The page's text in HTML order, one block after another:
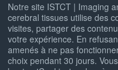
Notre site ISTCT | Imaging
cerebral tissues utilise des
visites, partager des
votre expérience. En
amenés à ne pas
choix pendant 30 jours.